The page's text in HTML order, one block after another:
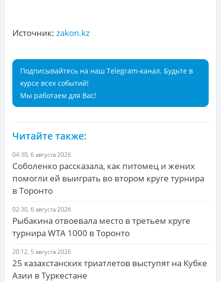
Источник: zakon.kz
Подписывайтесь на наш Telegram-канал. Будьте в
курсе всех событий!
Мы работаем для Вас!
Читайте также:
04:30, 6 августа 2026
Соболенко рассказала, как питомец и жених
помогли ей выиграть во втором круге турнира
в Торонто
02:30, 6 августа 2026
Рыбакина отвоевала место в третьем круге
турнира WTA 1000 в Торонто
20:12, 5 августа 2026
25 казахстанских триатлетов выступят на Кубке
Азии в Туркестане